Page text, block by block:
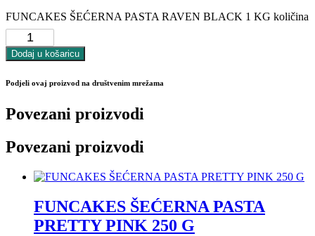
FUNCAKES ŠEĆERNA PASTA RAVEN BLACK 1 KG količina
Dodaj u košaricu
Podjeli ovaj proizvod na društvenim mrežama
Povezani proizvodi
Povezani proizvodi
FUNCAKES ŠEĆERNA PASTA
PRETTY PINK 250 G